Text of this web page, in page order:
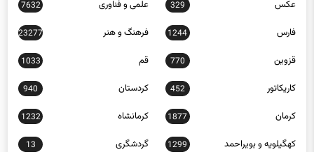
عکس 329 علمی و فناوری 7632
فارس 1244 فرهنگ و هنر 23277
قزوین 770 قم 1033
کاریکاتور 452 کردستان 940
کرمان 1877 کرمانشاه 1232
کهگیلویه و بویراحمد 1299 گردشگری 13